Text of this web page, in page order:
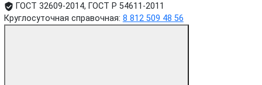
ГОСТ 32609-2014, ГОСТ Р 54611-2011
Круглосуточная справочная: 8 812 509 48 56